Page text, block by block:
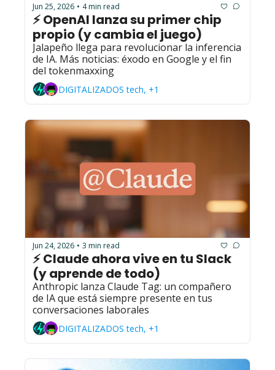
Jun 25, 2026 • 4 min read
⚡ OpenAI lanza su primer chip
propio (y cambia el juego)
Jalapeño llega para revolucionar la inferencia
de IA. Más noticias: éxodo en Google y el fin
del tokenmaxxing
DIGITALIZADOS tech, +1
Jun 24, 2026 • 3 min read
⚡ Claude ahora vive en tu Slack
(y aprende de todo)
Anthropic lanza Claude Tag: un compañero
de IA que está siempre presente en tus
conversaciones laborales
DIGITALIZADOS tech, +1